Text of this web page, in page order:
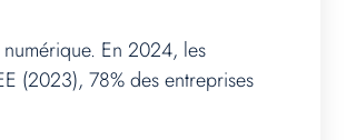
En 2024, les
(2023), 78% des entreprises